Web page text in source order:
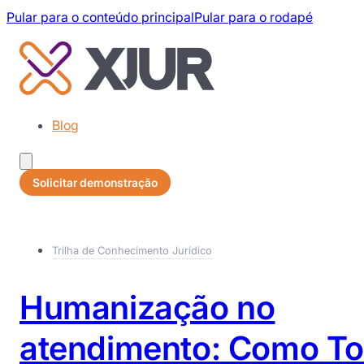
Pular para o conteúdo principalPular para o rodapé
Blog
Solicitar demonstração
Trilha de Conhecimento Jurídico
Humanização no
atendimento: Como